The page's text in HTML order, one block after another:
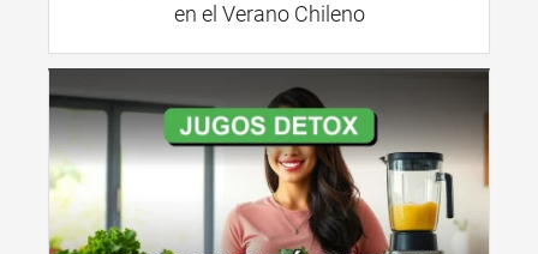
en el Verano Chileno